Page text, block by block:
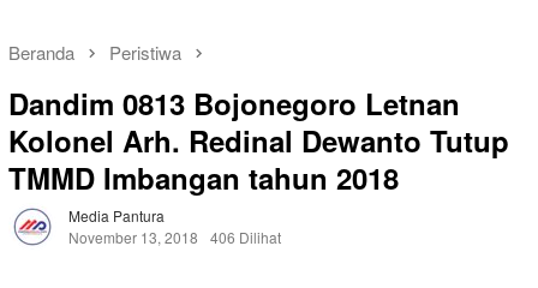
Beranda Peristiwa
Dandim 0813 Bojonegoro Letnan
Kolonel Arh. Redinal Dewanto Tutup
TMMD Imbangan tahun 2018
Media Pantura
November 13, 2018
406 Dilihat